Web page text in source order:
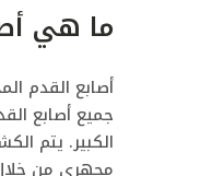
ما هي
أصابع القدم
جميع أصابع
الكبير. يتم
مجهري من